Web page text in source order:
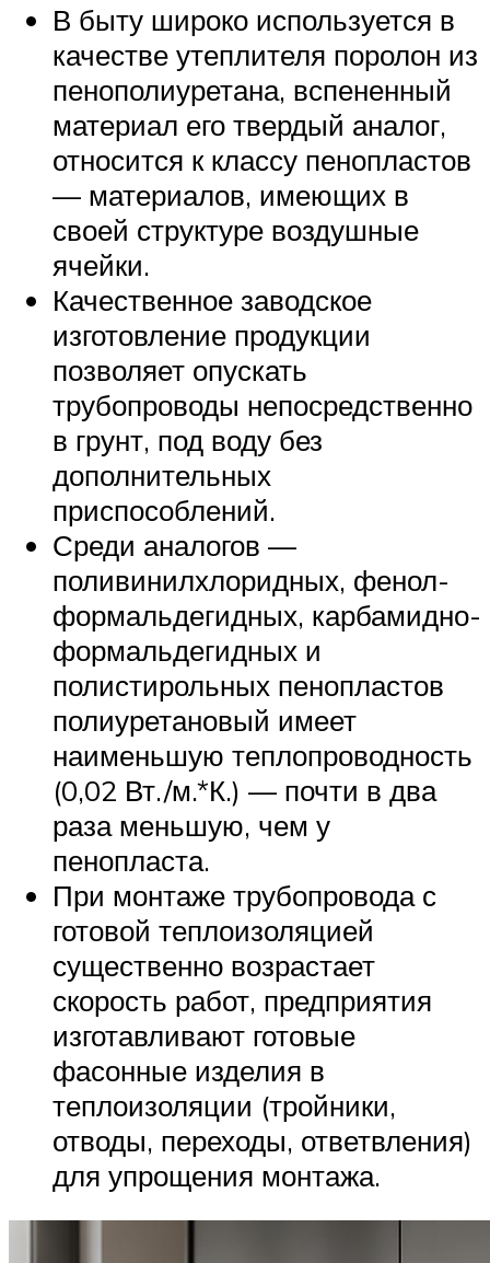
В быту широко используется в
качестве утеплителя поролон из
пенополиуретана, вспененный
материал его твердый аналог,
относится к классу пенопластов
— материалов, имеющих в
своей структуре воздушные
ячейки.
Качественное заводское
изготовление продукции
позволяет опускать
трубопроводы непосредственно
в грунт, под воду без
дополнительных
приспособлений.
Среди аналогов —
поливинилхлоридных, фенол-
формальдегидных, карбамидно-
формальдегидных и
полистирольных пенопластов
полиуретановый имеет
наименьшую теплопроводность
(0,02 Вт./м.*К.) — почти в два
раза меньшую, чем у
пенопласта.
При монтаже трубопровода с
готовой теплоизоляцией
существенно возрастает
скорость работ, предприятия
изготавливают готовые
фасонные изделия в
теплоизоляции (тройники,
отводы, переходы, ответвления)
для упрощения монтажа.